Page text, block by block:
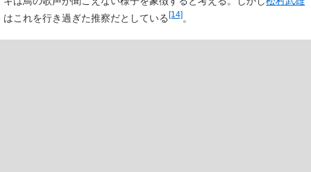
はこれを行き過ぎた推察だとしている [14] 。